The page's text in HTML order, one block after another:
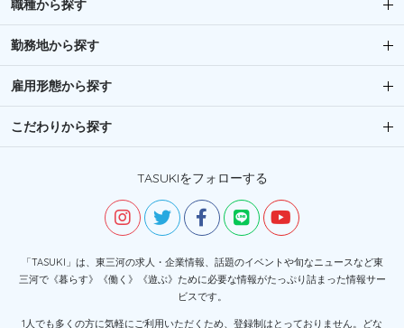
職種から探す
勤務地から探す
雇用形態から探す
こだわりから探す
TASUKIをフォローする
「TASUKI」は、東三河の求人・企業情報、話題のイベントや旬なニュースなど東
三河で《暮らす》《働く》《遊ぶ》ために必要な情報がたっぷり詰まった情報サー
ビスです。
1人でも多くの方に気軽にご利用いただくため、登録制はとっておりません。どな